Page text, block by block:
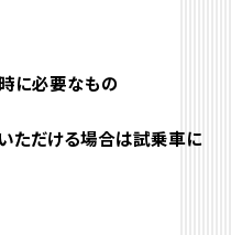
に必要なもの
ただける場合は試乗車に